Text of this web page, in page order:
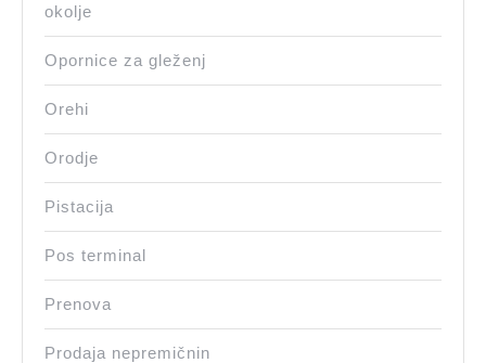
okolje
Opornice za gleženj
Orehi
Orodje
Pistacija
Pos terminal
Prenova
Prodaja nepremičnin